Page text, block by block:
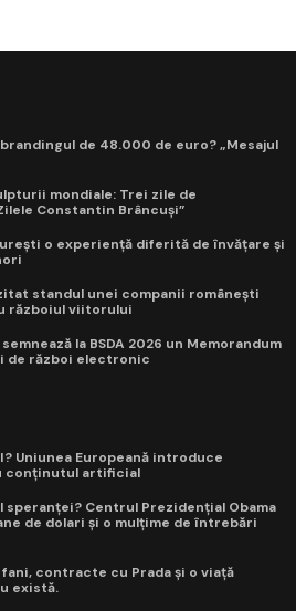
de 48.000 de euro? „Mesajul
mondiale: Trei zile de
Constantin Brâncuși”
o experiență diferită de învățare și
standul unei companii românești
războiul viitorului
semnează la BSDA 2026 un Memorandum
de război electronic
Uniunea Europeană introduce
conținutul artificial
speranței? Centrul Prezidențial Obama
de dolari și o mulțime de întrebări
contracte cu Prada și o viață
există.